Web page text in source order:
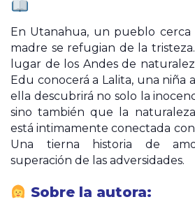
En Utanahua, un pueblo cerca
madre se refugian de la
lugar de los Andes de
Edu conocerá a Lalita, una niña
ella descubrirá no solo la
sino también que la
está intimamente conectada con
Una tierna historia de
superación de las adversidades.
Sobre la autora: